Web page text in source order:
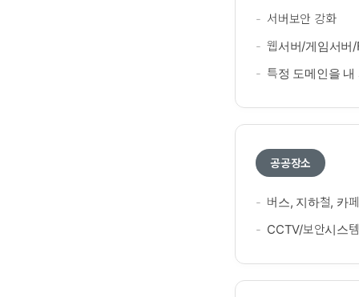
서버보안 강화
웹서버/게임서버/
특정 도메인을 내
공공장소
버스, 지하철, 카
CCTV/보안시스